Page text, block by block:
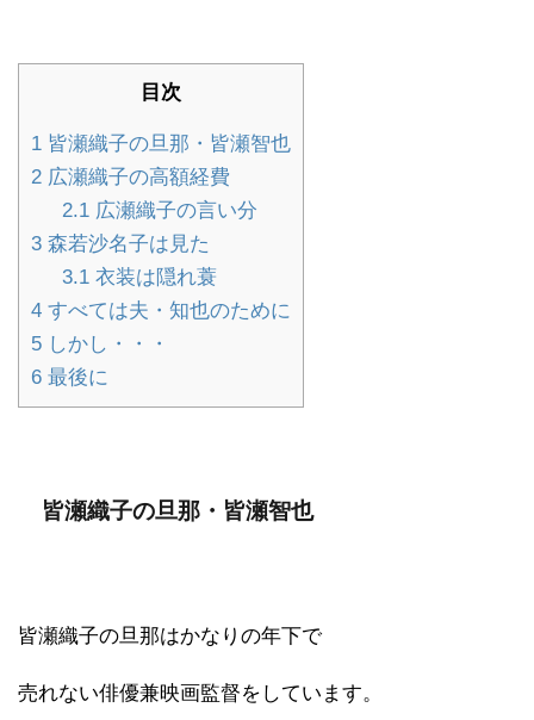
目次
1 皆瀬織子の旦那・皆瀬智也
2 広瀬織子の高額経費
2.1広瀬織子の言い分
3 森若沙名子は見た
3.1衣装は隠れ蓑
4 すべては夫・知也のために
5 しかし・・・
6 最後に
皆瀬織子の旦那・皆瀬智也
皆瀬織子の旦那はかなりの年下で
売れない俳優兼映画監督をしています。